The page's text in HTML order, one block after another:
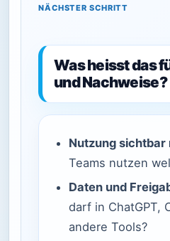
NÄCHSTER SCHRITT
Was heisst das
und Nachweise?
Nutzung sichtbar
Teams nutzen
Daten und
darf in ChatGPT,
andere Tools?